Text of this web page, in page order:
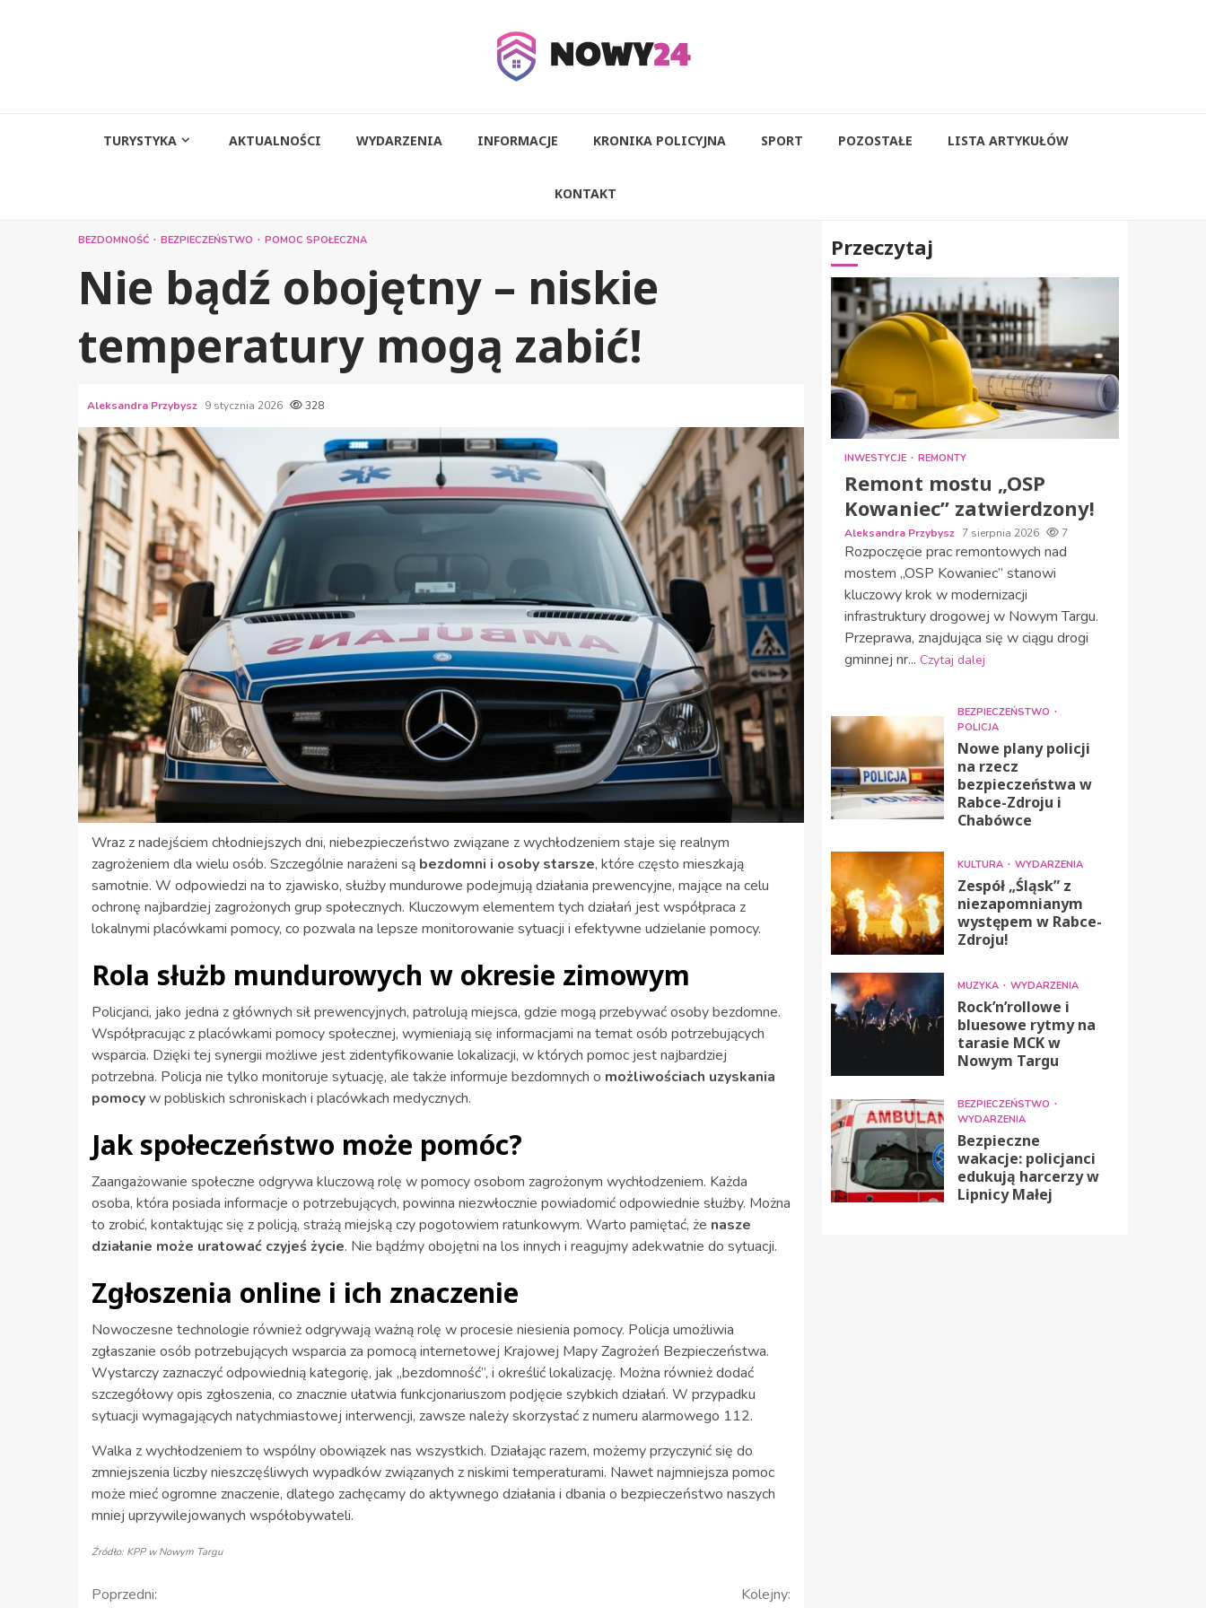
TURYSTYKA AKTUALNOŚCI WYDARZENIA INFORMACJE KRONIKA POLICYJNA SPORT POZOSTAŁE LISTA ARTYKUŁÓW
KONTAKT
BEZDOMNOŚĆ BEZPIECZEŃSTWO POMOC SPOŁECZNA
Nie bądź obojętny – niskie
temperatury mogą zabić!
Aleksandra Przybysz 9 stycznia 2026 328
Wraz z nadejściem chłodniejszych dni, niebezpieczeństwo związane z wychłodzeniem staje się realnym
zagrożeniem dla wielu osób. Szczególnie narażeni są bezdomni i osoby starsze, które często mieszkają
samotnie. W odpowiedzi na to zjawisko, służby mundurowe podejmują działania prewencyjne, mające na celu
ochronę najbardziej zagrożonych grup społecznych. Kluczowym elementem tych działań jest współpraca z
lokalnymi placówkami pomocy, co pozwala na lepsze monitorowanie sytuacji i efektywne udzielanie pomocy.
Rola służb mundurowych w okresie zimowym
Policjanci, jako jedna z głównych sił prewencyjnych, patrolują miejsca, gdzie mogą przebywać osoby bezdomne.
Współpracując z placówkami pomocy społecznej, wymieniają się informacjami na temat osób potrzebujących
wsparcia. Dzięki tej synergii możliwe jest zidentyfikowanie lokalizacji, w których pomoc jest najbardziej
potrzebna. Policja nie tylko monitoruje sytuację, ale także informuje bezdomnych o możliwościach uzyskania
pomocyw pobliskich schroniskach i placówkach medycznych.
Jak społeczeństwo może pomóc?
Zaangażowanie społeczne odgrywa kluczową rolę w pomocy osobom zagrożonym wychłodzeniem. Każda
osoba, która posiada informacje o potrzebujących, powinna niezwłocznie powiadomić odpowiednie służby. Można
to zrobić, kontaktując się z policją, strażą miejską czy pogotowiem ratunkowym. Warto pamiętać, że nasze
działanie może uratować czyjeś życie. Nie bądźmy obojętni na los innych i reagujmy adekwatnie do sytuacji.
Zgłoszenia online i ich znaczenie
Nowoczesne technologie również odgrywają ważną rolę w procesie niesienia pomocy. Policja umożliwia
zgłaszanie osób potrzebujących wsparcia za pomocą internetowej Krajowej Mapy Zagrożeń Bezpieczeństwa.
Wystarczy zaznaczyć odpowiednią kategorię, jak „bezdomność”, i określić lokalizację. Można również dodać
szczegółowy opis zgłoszenia, co znacznie ułatwia funkcjonariuszom podjęcie szybkich działań. W przypadku
sytuacji wymagających natychmiastowej interwencji, zawsze należy skorzystać z numeru alarmowego 112.
Walka z wychłodzeniem to wspólny obowiązek nas wszystkich. Działając razem, możemy przyczynić się do
zmniejszenia liczby nieszczęśliwych wypadków związanych z niskimi temperaturami. Nawet najmniejsza pomoc
może mieć ogromne znaczenie, dlatego zachęcamy do aktywnego działania i dbania o bezpieczeństwo naszych
mniej uprzywilejowanych współobywateli.
Źródło: KPP w Nowym Targu
Kontynuuj
Poprzedni:
Kolejny:
Przeczytaj
INWESTYCJE REMONTY
Remont mostu „OSP
Kowaniec” zatwierdzony!
Aleksandra Przybysz 7 sierpnia 2026 7
Rozpoczęcie prac remontowych nad
mostem „OSP Kowaniec” stanowi
kluczowy krok w modernizacji
infrastruktury drogowej w Nowym Targu.
Przeprawa, znajdująca się w ciągu drogi
gminnej nr... Czytaj dalej
BEZPIECZEŃSTWO
POLICJA
Nowe plany policji
na rzecz
bezpieczeństwa w
Rabce-Zdroju i
Chabówce
KULTURA WYDARZENIA
Zespół „Śląsk” z
niezapomnianym
występem w Rabce-
Zdroju!
MUZYKA WYDARZENIA
Rock’n’rollowe i
bluesowe rytmy na
tarasie MCK w
Nowym Targu
BEZPIECZEŃSTWO
WYDARZENIA
Bezpieczne
wakacje: policjanci
edukują harcerzy w
Lipnicy Małej